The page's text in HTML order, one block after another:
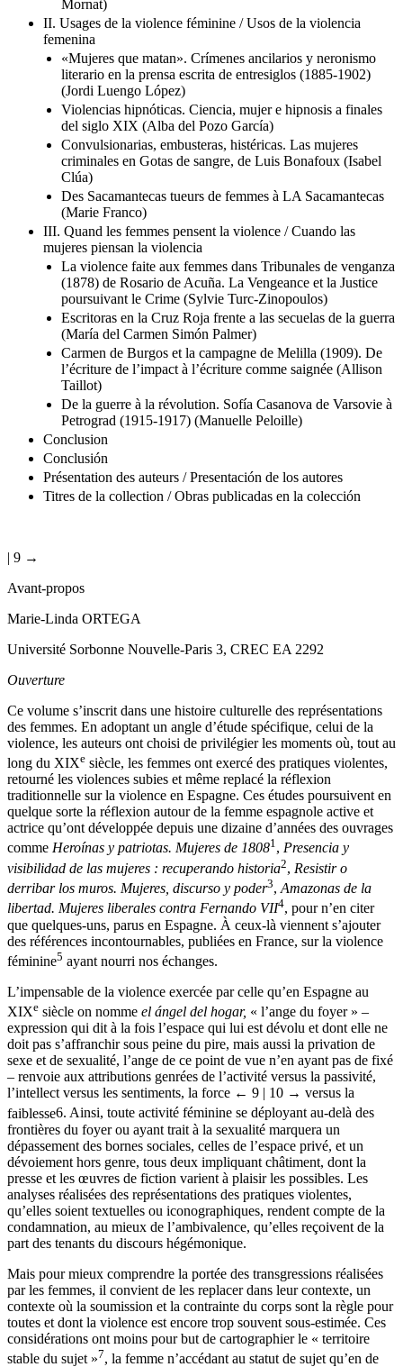
Mornat)
II. Usages de la violence féminine / Usos de la violencia
femenina
«Mujeres que matan». Crímenes ancilarios y neronismo
literario en la prensa escrita de entresiglos (1885-1902)
(Jordi Luengo López)
Violencias hipnóticas. Ciencia, mujer e hipnosis a finales
del siglo XIX (Alba del Pozo García)
Convulsionarias, embusteras, histéricas. Las mujeres
criminales en Gotas de sangre, de Luis Bonafoux (Isabel
Clúa)
Des Sacamantecas tueurs de femmes à LA Sacamantecas
(Marie Franco)
III. Quand les femmes pensent la violence / Cuando las
mujeres piensan la violencia
La violence faite aux femmes dans Tribunales de venganza
(1878) de Rosario de Acuña. La Vengeance et la Justice
poursuivant le Crime (Sylvie Turc-Zinopoulos)
Escritoras en la Cruz Roja frente a las secuelas de la guerra
(María del Carmen Simón Palmer)
Carmen de Burgos et la campagne de Melilla (1909). De
l’écriture de l’impact à l’écriture comme saignée (Allison
Taillot)
De la guerre à la révolution. Sofía Casanova de Varsovie à
Petrograd (1915-1917) (Manuelle Peloille)
Conclusion
Conclusión
Présentation des auteurs / Presentación de los autores
Titres de la collection / Obras publicadas en la colección
| 9 →
Avant-propos
Marie-Linda ORTEGA
Université Sorbonne Nouvelle-Paris 3, CREC EA 2292
Ouverture
Ce volume s’inscrit dans une histoire culturelle des représentations
des femmes. En adoptant un angle d’étude spécifique, celui de la
violence, les auteurs ont choisi de privilégier les moments où, tout au
long du XIXe siècle, les femmes ont exercé des pratiques violentes,
retourné les violences subies et même replacé la réflexion
traditionnelle sur la violence en Espagne. Ces études poursuivent en
quelque sorte la réflexion autour de la femme espagnole active et
actrice qu’ont développée depuis une dizaine d’années des ouvrages
comme Heroínas y patriotas. Mujeres de 18081, Presencia y
visibilidad de las mujeres : recuperando historia2, Resistir o
derribar los muros. Mujeres, discurso y poder3, Amazonas de la
libertad. Mujeres liberales contra Fernando VII4, pour n’en citer
que quelques-uns, parus en Espagne. À ceux-là viennent s’ajouter
des références incontournables, publiées en France, sur la violence
féminine5 ayant nourri nos échanges.
L’impensable de la violence exercée par celle qu’en Espagne au
XIXe siècle on nomme el ángel del hogar, « l’ange du foyer » –
expression qui dit à la fois l’espace qui lui est dévolu et dont elle ne
doit pas s’affranchir sous peine du pire, mais aussi la privation de
sexe et de sexualité, l’ange de ce point de vue n’en ayant pas de fixé
– renvoie aux attributions genrées de l’activité versus la passivité,
l’intellect versus les sentiments, la force ← 9 | 10 → versus la
faiblesse6. Ainsi, toute activité féminine se déployant au-delà des
frontières du foyer ou ayant trait à la sexualité marquera un
dépassement des bornes sociales, celles de l’espace privé, et un
dévoiement hors genre, tous deux impliquant châtiment, dont la
presse et les œuvres de fiction varient à plaisir les possibles. Les
analyses réalisées des représentations des pratiques violentes,
qu’elles soient textuelles ou iconographiques, rendent compte de la
condamnation, au mieux de l’ambivalence, qu’elles reçoivent de la
part des tenants du discours hégémonique.
Mais pour mieux comprendre la portée des transgressions réalisées
par les femmes, il convient de les replacer dans leur contexte, un
contexte où la soumission et la contrainte du corps sont la règle pour
toutes et dont la violence est encore trop souvent sous-estimée. Ces
considérations ont moins pour but de cartographier le « territoire
stable du sujet »7, la femme n’accédant au statut de sujet qu’en de